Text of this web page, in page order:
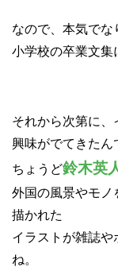
なので、本気でな
小学校の卒業文集
それから次第に、
興味がでてきたん
ちょうど鈴木英
外国の風景やモノ
描かれた
イラストが雑誌や
ね。